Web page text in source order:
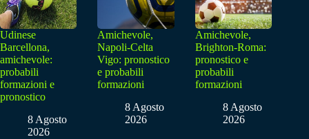
Udinese
Barcellona,
amichevole:
probabili
formazioni e
pronostico
8 Agosto
2026
Amichevole,
Napoli-Celta
Vigo: pronostico
e probabili
formazioni
8 Agosto
2026
Amichevole,
Brighton-Roma:
pronostico e
probabili
formazioni
8 Agosto
2026